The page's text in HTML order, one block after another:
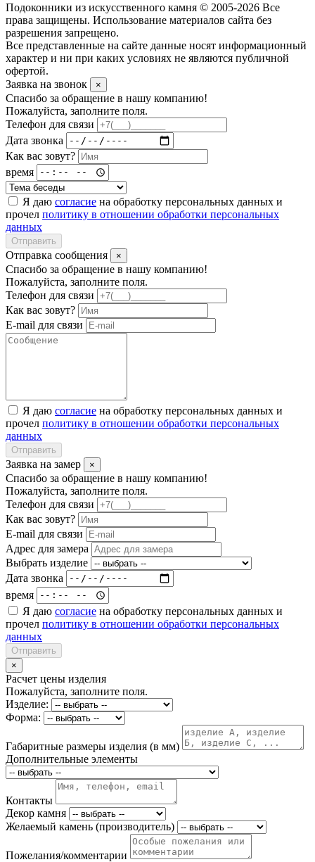
Подоконники из искусственного камня © 2005-2026 Все
права защищены. Использование материалов сайта без
разрешения запрещено.
Все представленные на сайте данные носят информационный
характер и ни при каких условиях не являются публичной
офертой.
Заявка на звонок
×
Спасибо за обращение в нашу компанию!
Пожалуйста, заполните поля.
Телефон для связи
Дата звонка
Как вас зовут?
время
Я даю согласие на обработку персональных данных и
прочел политику в отношении обработки персональных
данных
Отправить
Отправка сообщения ×
Спасибо за обращение в нашу компанию!
Пожалуйста, заполните поля.
Телефон для связи
Как вас зовут?
E-mail для связи
Я даю согласие на обработку персональных данных и
прочел политику в отношении обработки персональных
данных
Отправить
Заявка на замер ×
Спасибо за обращение в нашу компанию!
Пожалуйста, заполните поля.
Телефон для связи
Как вас зовут?
E-mail для связи
Адрес для замера
Выбрать изделие
Дата звонка
время
Я даю согласие на обработку персональных данных и
прочел политику в отношении обработки персональных
данных
Отправить
×
Расчет цены изделия
Пожалуйста, заполните поля.
Изделие:
Форма:
Габаритные размеры изделия (в мм)
Дополнительные элементы
Контакты
Декор камня
Желаемый камень (производитель)
Пожелания/комментарии